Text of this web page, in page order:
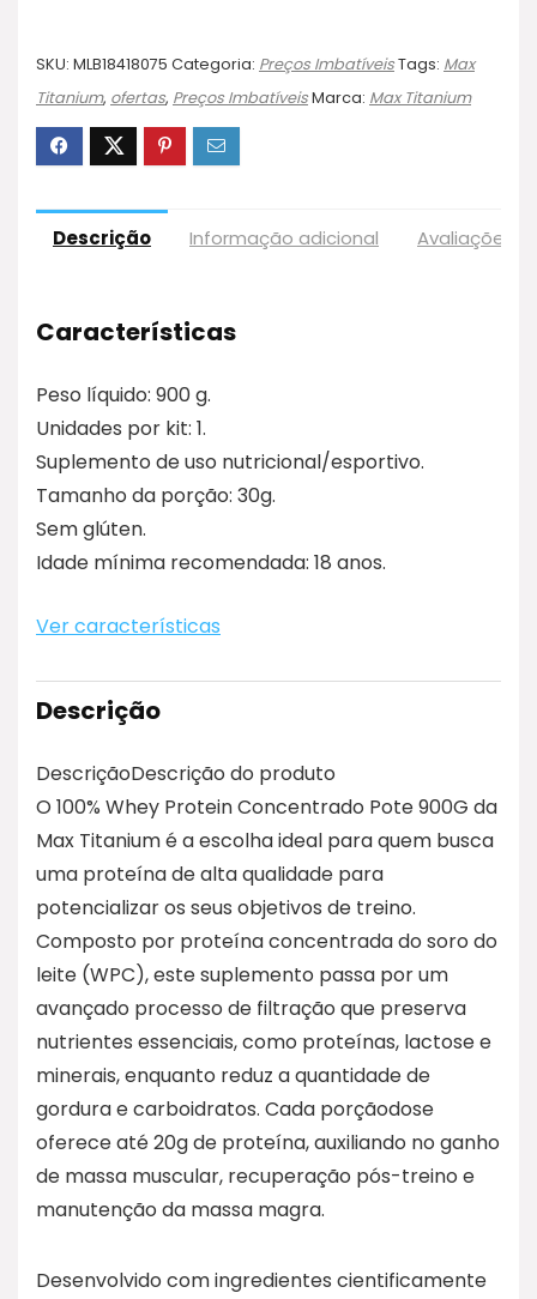
SKU: MLB18418075 Categoria: Preços ImbatíveisTags: Max
Titanium, ofertas, Preços ImbatíveisMarca: Max Titanium
Descrição Informação adicional Avaliações
Características
Peso líquido: 900 g.
Unidades por kit: 1.
Suplemento de uso nutricional/esportivo.
Tamanho da porção: 30g.
Sem glúten.
Idade mínima recomendada: 18 anos.
Ver características
Descrição
DescriçãoDescrição do produto
O 100% Whey Protein Concentrado Pote 900G da
Max Titanium é a escolha ideal para quem busca
uma proteína de alta qualidade para
potencializar os seus objetivos de treino.
Composto por proteína concentrada do soro do
leite (WPC), este suplemento passa por um
avançado processo de filtração que preserva
nutrientes essenciais, como proteínas, lactose e
minerais, enquanto reduz a quantidade de
gordura e carboidratos. Cada porçãodose
oferece até 20g de proteína, auxiliando no ganho
de massa muscular, recuperação pós-treino e
manutenção da massa magra.
Desenvolvido com ingredientes cientificamente